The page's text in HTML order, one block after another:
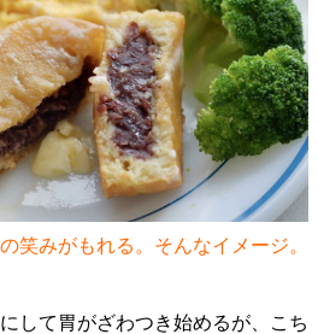
笑みがもれる。そんなイメージ。
して胃がざわつき始めるが、こち